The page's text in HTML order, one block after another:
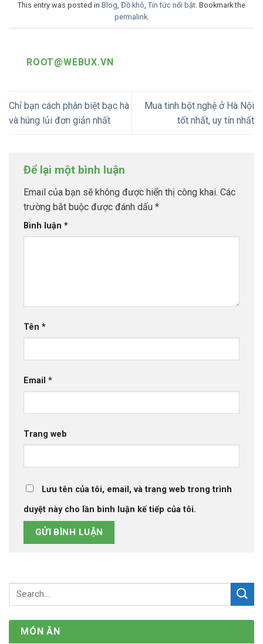
This entry was posted in Blog, Đồ khô, Tin tức nổi bật. Bookmark the
permalink.
ROOT@WEBUX.VN
Chỉ bạn cách phân biệt bạc hà
và húng lủi đơn giản nhất
Mua tinh bột nghệ ở Hà Nội
tốt nhất, uy tín nhất
Để lại một bình luận
Email của bạn sẽ không được hiển thị công khai. Các
trường bắt buộc được đánh dấu *
Bình luận *
Tên *
Email *
Trang web
Lưu tên của tôi, email, và trang web trong trình
duyệt này cho lần bình luận kế tiếp của tôi.
MÓN ĂN